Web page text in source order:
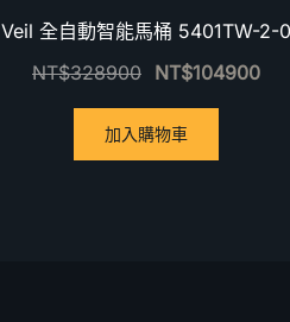
Veil 全自動智能馬桶 5401TW-2-0
NT$328900 NT$104900
加入購物車